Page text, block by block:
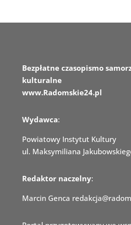
Bezpłatne czasopismo
kulturalne
www.Radomskie24.pl
Wydawca:
Powiatowy Instytut Kultury
ul. Maksymiliana
Redaktor naczelny:
Marcin Genca